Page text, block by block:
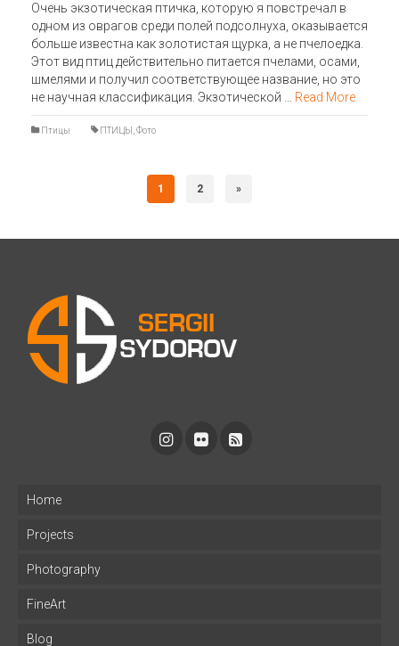
Очень экзотическая птичка, которую я повстречал в
одном из оврагов среди полей подсолнуха, оказывается
больше известна как золотистая щурка, а не пчелоедка.
Этот вид птиц действительно питается пчелами, осами,
шмелями и получил соответствующее название, но это
не научная классификация. Экзотической … Read More
Птицы ПТИЦЫ ,Фото
1 2 »
Home
Projects
Photography
FineArt
Blog